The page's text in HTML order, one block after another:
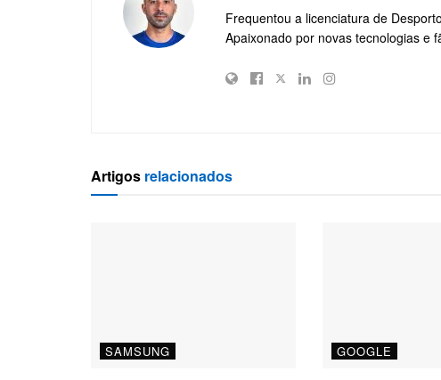
Frequentou a licenciatura de
Apaixonado por novas tecnologias e
Artigos relacionados
SAMSUNG GOOGLE